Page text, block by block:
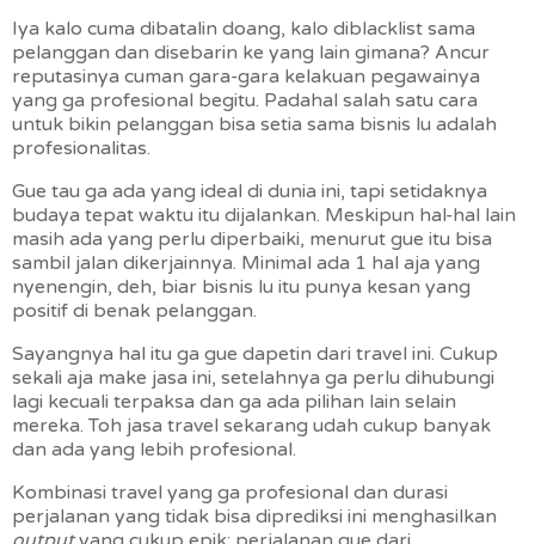
Iya kalo cuma dibatalin doang, kalo diblacklist sama
pelanggan dan disebarin ke yang lain gimana? Ancur
reputasinya cuman gara-gara kelakuan pegawainya
yang ga profesional begitu. Padahal salah satu cara
untuk bikin pelanggan bisa setia sama bisnis lu adalah
profesionalitas.
Gue tau ga ada yang ideal di dunia ini, tapi setidaknya
budaya tepat waktu itu dijalankan. Meskipun hal-hal lain
masih ada yang perlu diperbaiki, menurut gue itu bisa
sambil jalan dikerjainnya. Minimal ada 1 hal aja yang
nyenengin, deh, biar bisnis lu itu punya kesan yang
positif di benak pelanggan.
Sayangnya hal itu ga gue dapetin dari travel ini. Cukup
sekali aja make jasa ini, setelahnya ga perlu dihubungi
lagi kecuali terpaksa dan ga ada pilihan lain selain
mereka. Toh jasa travel sekarang udah cukup banyak
dan ada yang lebih profesional.
Kombinasi travel yang ga profesional dan durasi
perjalanan yang tidak bisa diprediksi ini menghasilkan